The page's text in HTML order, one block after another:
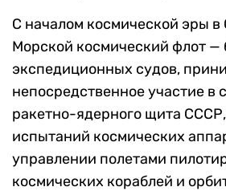
С началом космической эры
Mорской космический флот —
экспедиционных судов,
непосредственное участие в
ракетно-ядерного щита
испытаний космических
управлении полетами
космических кораблей и